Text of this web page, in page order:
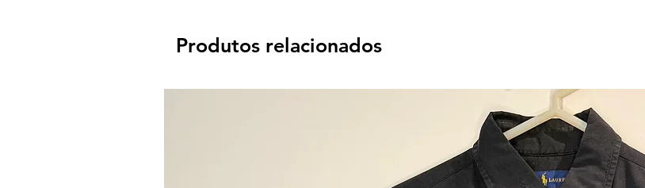
Produtos relacionados